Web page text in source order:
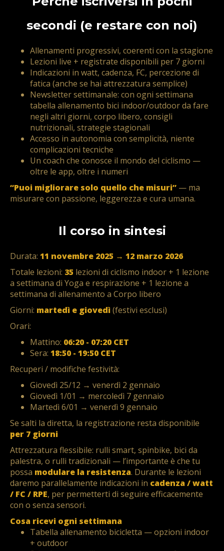
secondi (e restare con noi)
Allenamenti progressivi, coerenti con la stagione
Lezioni live + registrate disponibili per 7 giorni
Indicazioni in watt, cadenza, FC, percezione di
fatica (anche se hai attrezzatura semplice)
Newsletter settimanale: con ogni settimana
tabella allenamento bici indoor/outdoor da fare
negli altri giorni, corpo libero, consigli
nutrizionali, strategie stagionali
Accesso in autonomia con semplicità, niente
complicazioni tecniche
Un coach che conosce il mondo del ciclismo —
oltre le app, oltre i numeri
“Puoi migliorare solo quello che misuri” — ma
misurare con passione, leggerezza e cura umana.
Il corso in sintesi
Durata: 11 novembre 2025 → 12 marzo 2026
Totale lezioni: 35 lezioni di ciclismo indoor + 1 lezione
a settimana di Yoga e respirazione + 1 lezione a
settimana di allenamento a Corpo libero
Giorni: martedì e giovedì(festivi esclusi)
Orari:
Mattino: 06:20 - 07:20 CET
Sera: 18:50 - 19:50 CET
Recuperi / modifiche festività:
Giovedì 25/12 → venerdì 2 gennaio
Giovedì 1/01 → mercoledì 7 gennaio
Martedì 6/01 → venerdì 9 gennaio
Se salti la diretta, la registrazione resta disponibile
per 7 giorni
Attrezzatura flessibile: rulli smart, spinbike, bici da
palestra, o rulli tradizionali — l’importante è che tu
possa modulare la resistenza. Durante le lezioni
daremo parallelamente indicazioni in cadenza / watt
/ FC / RPE, per permetterti di seguire efficacemente
con o senza sensori.
Cosa ricevi ogni settimana
Tabella allenamento bicicletta — opzioni indoor
+ outdoor